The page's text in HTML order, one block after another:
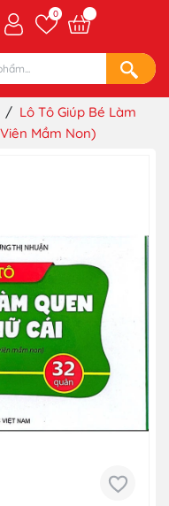
0
/ Lô Tô Giúp Bé Làm
Mầm Non)